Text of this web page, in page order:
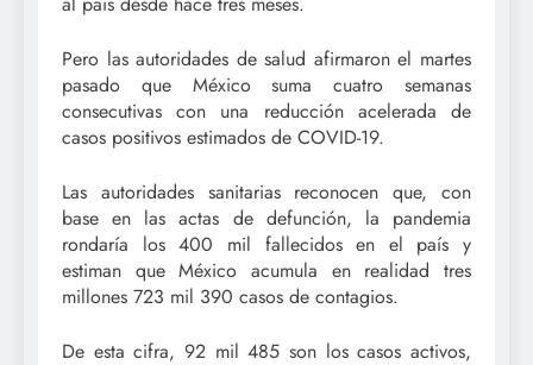
Pero las autoridades de salud afirmaron el martes
pasado que México suma cuatro semanas
consecutivas con una reducción acelerada de
casos positivos estimados de COVID-19.
Las autoridades sanitarias reconocen que, con
base en las actas de defunción, la pandemia
rondaría los 400 mil fallecidos en el país y
estiman que México acumula en realidad tres
millones 723 mil 390 casos de contagios.
De esta cifra, 92 mil 485 son los casos activos,